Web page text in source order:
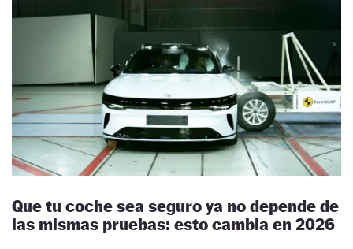
Que tu coche sea seguro ya no depende de
las mismas pruebas: esto cambia en 2026